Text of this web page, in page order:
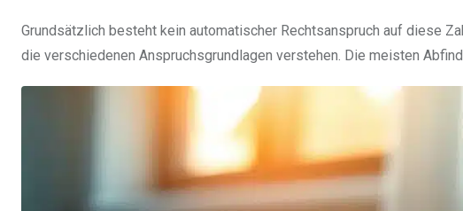
Grundsätzlich besteht kein automatischer Rechtsanspruch auf diese
die verschiedenen Anspruchsgrundlagen verstehen. Die meisten